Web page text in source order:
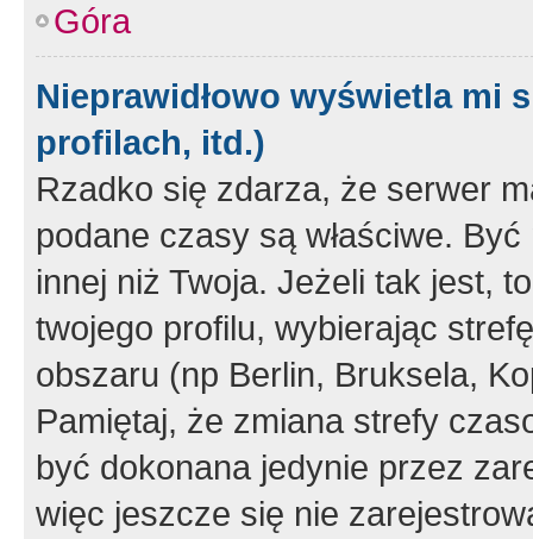
Góra
Nieprawidłowo wyświetla mi
profilach, itd.)
Rzadko się zdarza, że serwer
podane czasy są właściwe.
innej niż Twoja. Jeżeli tak jest,
twojego profilu, wybierając
obszaru (np Berlin, Bruksela,
Pamiętaj, że zmiana strefy
być dokonana jedynie przez
więc jeszcze się nie